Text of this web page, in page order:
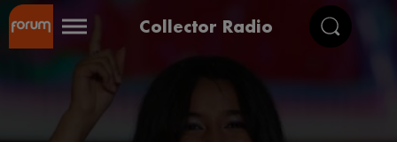
Collector Radio